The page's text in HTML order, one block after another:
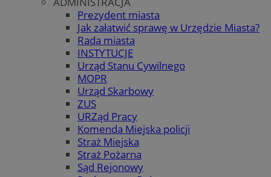
Prezydent miasta
Jak załatwić sprawę w Urzędzie Miasta?
Rada miasta
INSTYTUCJE
Urząd Stanu Cywilnego
MOPR
Urząd Skarbowy
ZUS
URZąd Pracy
Komenda Miejska policji
Straż Miejska
Straż Pożarna
Sąd Rejonowy